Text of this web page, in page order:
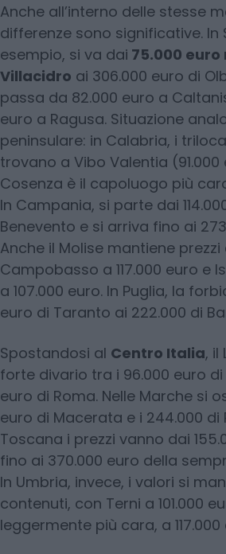
Anche all’interno delle stesse
differenze sono significative. In
esempio, si va dai 75.000
Villacidro ai 306.000 euro di
passa da 82.000 euro a
euro a Ragusa. Situazione
peninsulare: in Calabria, i
trovano a Vibo Valentia
Cosenza è il capoluogo più
In Campania, si parte dai
Benevento e si arriva fino ai
Anche il Molise mantiene
Campobasso a 117.000 euro e
a 107.000 euro. In Puglia, la
euro di Taranto ai 222.000 di
Spostandosi al Centro Italia, il
forte divario tra i 96.000 euro di
euro di Roma. Nelle Marche si
euro di Macerata e i 244.000 di
Toscana i prezzi vanno dai
fino ai 370.000 euro della
In Umbria, invece, i valori si
contenuti, con Terni a 101.000
leggermente più cara, a 117.000